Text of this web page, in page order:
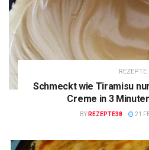
REZEPTE
Schmeckt wie Tiramisu
Creme in 3
BY REZEPTE38 21